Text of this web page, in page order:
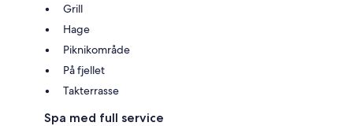
Grill
Hage
Piknikområde
På fjellet
Takterrasse
Spa med full service